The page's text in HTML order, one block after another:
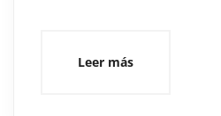
Leer más